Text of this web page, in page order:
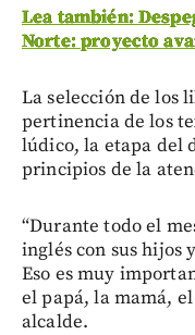
Lea también:
Norte: proyecto
La selección de los
pertinencia de los
lúdico, la etapa del
principios de la
“Durante todo el
inglés con sus hijos
Eso es muy
el papá, la mamá,
alcalde.